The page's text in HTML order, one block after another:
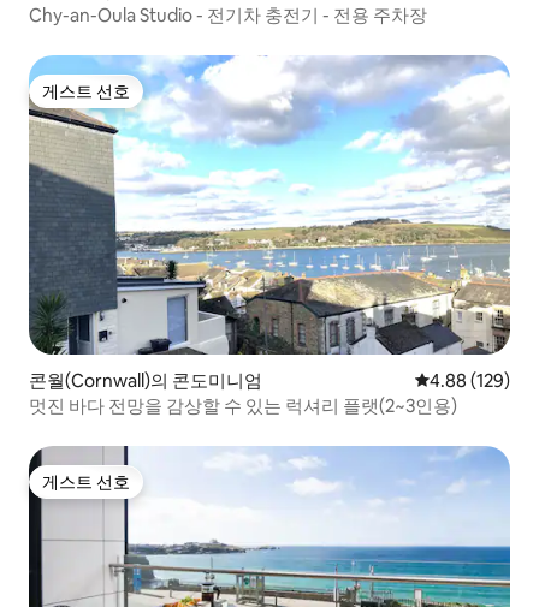
Chy-an-Oula Studio - 전기차 충전기 - 전용 주차장
게스트 선호
게스트 선호
콘월(Cornwall)의 콘도미니엄 평점 4.88점(5
4.88 (129)
멋진 바다 전망을 감상할 수 있는 럭셔리 플랫(2~3인용)
게스트 선호
게스트 선호